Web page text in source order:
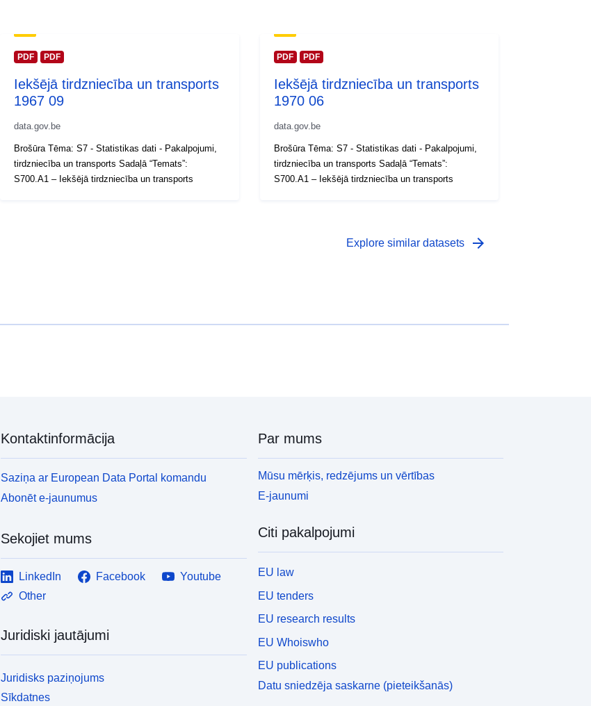
PDF PDF
Iekšējā tirdzniecība un transports
1967 09
data.gov.be
Brošūra Tēma: S7 - Statistikas dati - Pakalpojumi,
tirdzniecība un transports Sadaļā “Temats”:
S700.A1 – Iekšējā tirdzniecība un transports
PDF PDF
Iekšējā tirdzniecība un transports
1970 06
data.gov.be
Brošūra Tēma: S7 - Statistikas dati - Pakalpojumi,
tirdzniecība un transports Sadaļā “Temats”:
S700.A1 – Iekšējā tirdzniecība un transports
Explore similar datasets arrow_forward
Kontaktinformācija
Saziņa ar European Data Portal komandu
Abonēt e-jaunumus
Sekojiet mums
LinkedIn Facebook
Youtube
Other
Juridiski jautājumi
Juridisks paziņojums
Sīkdatnes
Par mums
Mūsu mērķis, redzējums un vērtības
E-jaunumi
Citi pakalpojumi
EU law
EU tenders
EU research results
EU Whoiswho
EU publications
Datu sniedzēja saskarne (pieteikšanās)